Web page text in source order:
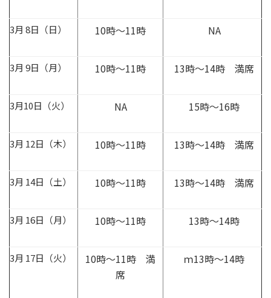
3月 8日（日） 10時～11時 NA
3月 9日（月） 10時～11時 13時～14時 満席
3月10日（火） NA 15時～16時
3月 12日（木） 10時～11時 13時～14時 満席
3月 14日（土） 10時～11時 13時～14時 満席
3月 16日（月） 10時～11時 13時～14時
3月 17日（火）
10時～11時 満
席
ｍ13時～14時